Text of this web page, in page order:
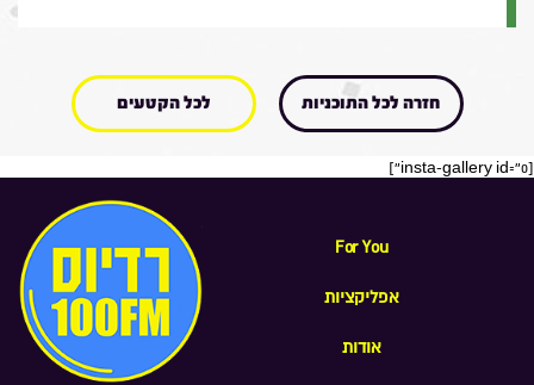
חזרה לכל התוכניות לכל הקטעים
[insta-gallery id="0"]
For You
אפליקציות
אודות